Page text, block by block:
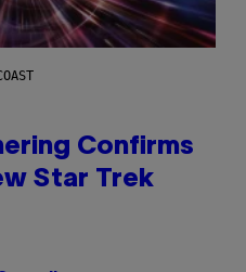
Confirms
Star Trek